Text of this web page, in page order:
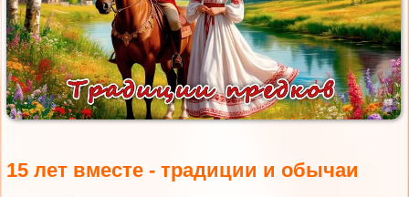
15 лет вместе - традиции и обычаи